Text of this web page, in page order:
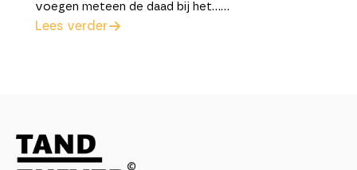
voegen meteen de daad bij het……
Lees verder